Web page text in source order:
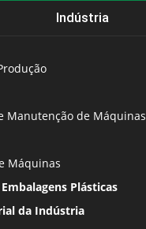
Indústria
Manutenção de Máquinas
Máquinas
Plásticas
da Indústria